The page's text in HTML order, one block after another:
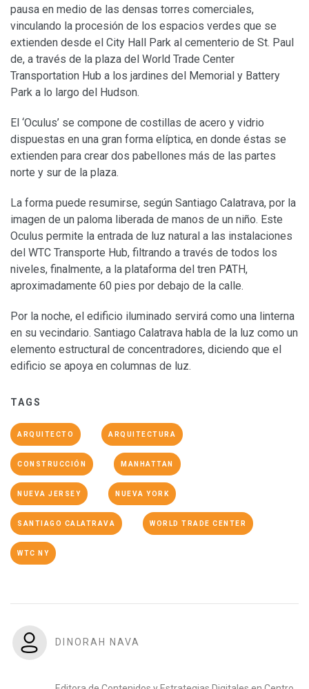
pausa en medio de las densas torres comerciales,
vinculando la procesión de los espacios verdes que se
extienden desde el City Hall Park al cementerio de St. Paul
de, a través de la plaza del World Trade Center
Transportation Hub a los jardines del Memorial y Battery
Park a lo largo del Hudson.
El ‘Oculus’ se compone de costillas de acero y vidrio
dispuestas en una gran forma elíptica, en donde éstas se
extienden para crear dos pabellones más de las partes
norte y sur de la plaza.
La forma puede resumirse, según Santiago Calatrava, por la
imagen de un paloma liberada de manos de un niño. Este
Oculus permite la entrada de luz natural a las instalaciones
del WTC Transporte Hub, filtrando a través de todos los
niveles, finalmente, a la plataforma del tren PATH,
aproximadamente 60 pies por debajo de la calle.
Por la noche, el edificio iluminado servirá como una linterna
en su vecindario. Santiago Calatrava habla de la luz como un
elemento estructural de concentradores, diciendo que el
edificio se apoya en columnas de luz.
TAGS
ARQUITECTO ARQUITECTURA
CONSTRUCCIÓN MANHATTAN
NUEVA JERSEY NUEVA YORK
SANTIAGO CALATRAVA WORLD TRADE CENTER
WTC NY
DINORAH NAVA